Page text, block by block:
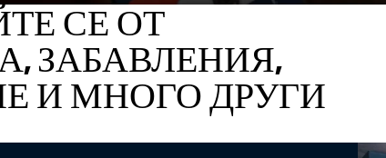
СЕ ОТ
ЗАБАВЛЕНИЯ,
И МНОГО ДРУГИ